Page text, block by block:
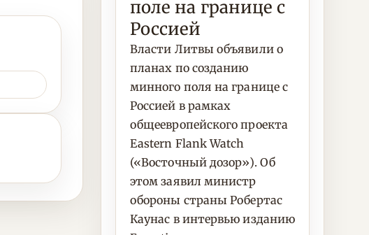
поле на границе с
Россией
Власти Литвы объявили о
планах по созданию
минного поля на границе с
Россией в рамках
общеевропейского проекта
Eastern Flank Watch
(«Восточный дозор»). Об
этом заявил министр
обороны страны Робертас
Каунас в интервью изданию